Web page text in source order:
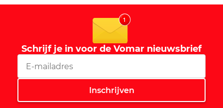
Schrijf je in voor de Vomar nieuwsbrief